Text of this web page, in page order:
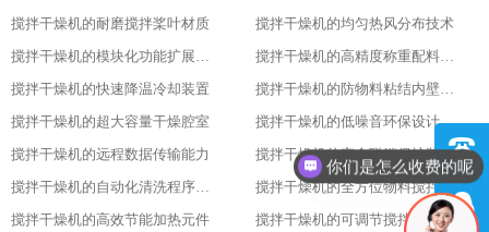
搅拌干燥机的耐磨搅拌桨叶材质
搅拌干燥机的均匀热风分布技术
搅拌干燥机的模块化功能扩展设计
搅拌干燥机的高精度称重配料系统
搅拌干燥机的快速降温冷却装置
搅拌干燥机的防物料粘结内壁处理
搅拌干燥机的超大容量干燥腔室
搅拌干燥机的低噪音环保设计理念
搅拌干燥机的远程数据传输能力
搅拌干燥机的安全联锁保护装置
搅拌干燥机的自动化清洗程序设置
搅拌干燥机的全方位物料搅拌效果
搅拌干燥机的高效节能加热元件
搅拌干燥机的可调节搅拌速度功能
现在有优惠活动吗